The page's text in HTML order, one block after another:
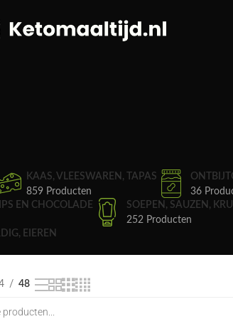
KAAS, VLEESWAREN, TAPAS
859 Producten
36
EN CHOCOLADE
SOEPEN, SAUZEN,
252 Producten
EIEREN
48